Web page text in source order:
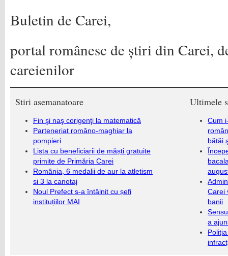
Buletin de Carei,
portal românesc de știri din Carei,
careienilor
Stiri asemanatoare
Fin şi naş corigenţi la matematică
Parteneriat româno-maghiar la
pompieri
Lista cu beneficiarii de măști gratuite
primite de Primăria Carei
România, 6 medalii de aur la atletism
si 3 la canotaj
Noul Prefect s-a întâlnit cu șefi
instituțiilor MAI
Ultimele
Cum
bătăi
Carei
banii
a